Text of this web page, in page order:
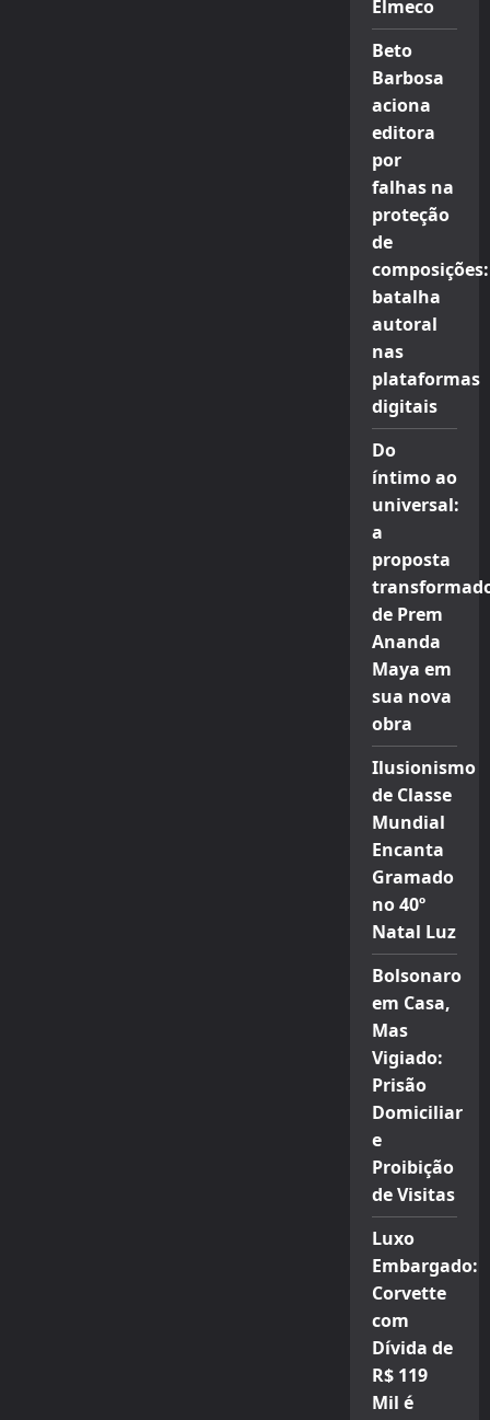
Elmeco
Beto
Barbosa
aciona
editora
por
falhas na
proteção
de
composições:
batalha
autoral
nas
plataformas
digitais
Do
íntimo ao
universal:
a
proposta
de Prem
Ananda
Maya em
sua nova
obra
Ilusionismo
de Classe
Mundial
Encanta
Gramado
no 40º
Natal Luz
Bolsonaro
em Casa,
Mas
Vigiado:
Prisão
Domiciliar
e
Proibição
de Visitas
Luxo
Embargado:
Corvette
com
Dívida de
R$ 119
Mil é